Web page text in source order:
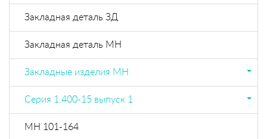
Закладная деталь ЗД
Закладная деталь МН
Закладные изделия МН
Cерия 1.400-15 выпуск 1
МН 101-164